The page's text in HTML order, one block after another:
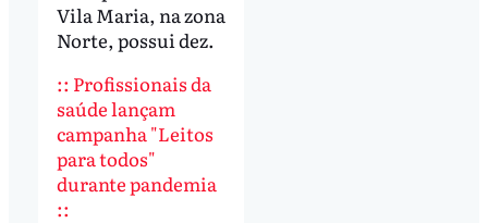
Vila Maria, na zona
Norte, possui dez.
:: Profissionais da
saúde lançam
campanha "Leitos
para todos"
durante pandemia
::